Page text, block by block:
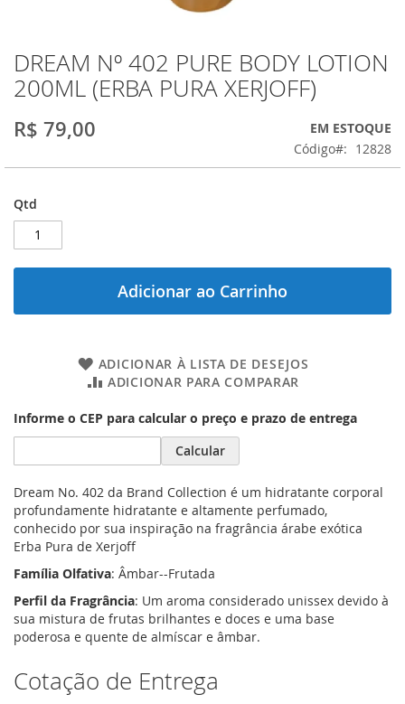
Saltar
para
o
da
de
DREAM Nº 402 PURE BODY LOTION
200ML (ERBA PURA XERJOFF)
R$ 79,00
EM ESTOQUE
Código
12828
Qtd
Adicionar ao Carrinho
ADICIONAR À LISTA DE DESEJOS
ADICIONAR PARA COMPARAR
Informe o CEP para calcular o preço e prazo de entrega
Calcular
Dream No. 402 da Brand Collection é um hidratante corporal
profundamente hidratante e altamente perfumado,
conhecido por sua inspiração na fragrância árabe exótica
Erba Pura de Xerjoff
Família Olfativa: Âmbar--Frutada
Perfil da Fragrância: Um aroma considerado unissex devido à
sua mistura de frutas brilhantes e doces e uma base
poderosa e quente de almíscar e âmbar.
Cotação de Entrega